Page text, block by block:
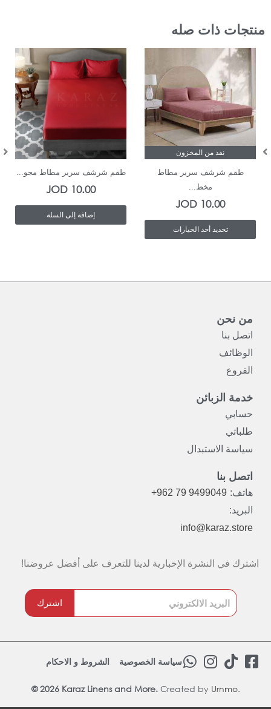
منتجات ذات صله
نفذ من المخزون
طقم شرشف سرير مطاط
مخط...
10.00
JOD
تحديد أحد الخيارات
العديد
من
الأشكال
المختلفة
لهذا
يمكن
اختيار
الخيارات
على
المنتج
In Stock
طقم شرشف سرير مطاط مجو...
10.00
JOD
إضافة إلى السلة
من نحن
اتصل بنا
الوظائف
الفروع
خدمة الزبائن
حسابي
طلباتي
سياسة الاستبدال
اتصل بنا
هاتف: +962 79 9499049
البريد:
info@karaz.store
اشترك في النشرة الإخبارية لدينا للتعرف على أفضل عروضنا!
اشترك
F
T
k
I
s
W
a
سياسة الخصوصية الشروط و الاحكام
© 2026 Karaz Linens and More. Created by Urnmo.